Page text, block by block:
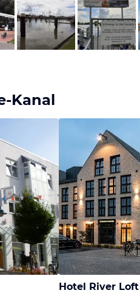
Kanal
Hotel River Loft